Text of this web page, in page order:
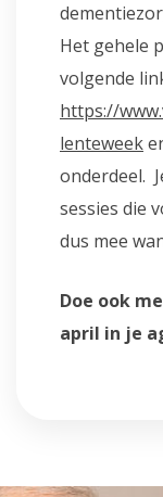
Het gehele
volgende
https://
lenteweek
onderdeel.
sessies die
dus mee
Doe ook
april in je